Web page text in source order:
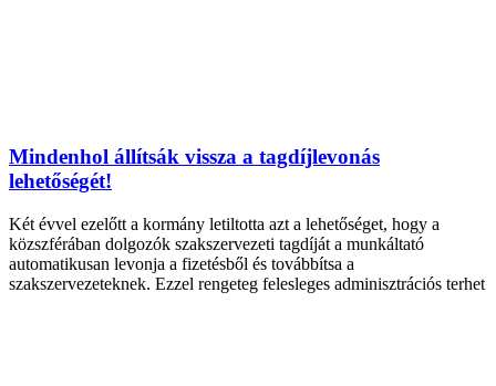
Mindenhol állítsák vissza a tagdíjlevonás
lehetőségét!
Két évvel ezelőtt a kormány letiltotta azt a lehetőséget, hogy a
közszférában dolgozók szakszervezeti tagdíját a munkáltató
automatikusan levonja a fizetésből és továbbítsa a
szakszervezeteknek. Ezzel rengeteg felesleges adminisztrációs terhet